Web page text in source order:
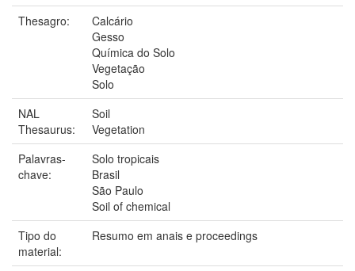
Thesagro:
Calcário
Gesso
Química do Solo
Vegetação
Solo
NAL
Thesaurus:
Soil
Vegetation
Palavras-
chave:
Solo tropicais
Brasil
São Paulo
Soil of chemical
Tipo do
material:
Resumo em anais e proceedings